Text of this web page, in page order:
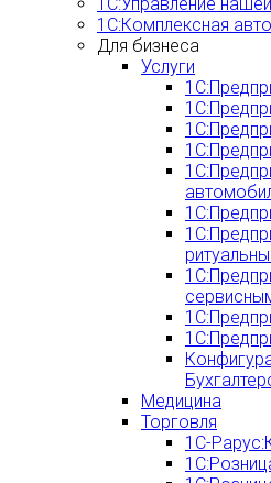
1С:Комплексная
Для бизнеса
Услуги
Медицина
Торговля
1С-